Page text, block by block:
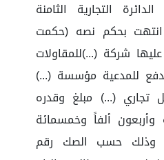
التجارية الثامنة
انتهت بحكم نصه (حكمت
عليها شركة (...)للمقاولات
للمدعية مؤسسة (...)
تجاري (...) مبلغ وقدره
وأربعون ألفاً وخمسمائة
وذلك حسب الصك رقم